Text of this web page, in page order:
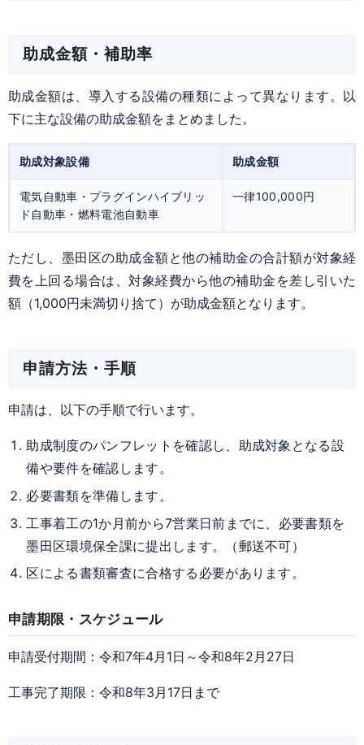
助成金額・補助率
助成金額は、導入する設備の種類によって異なります。以
下に主な設備の助成金額をまとめました。
助成対象設備 助成金額
電気自動車・プラグインハイブリッ
ド自動車・燃料電池自動車
一律100,000円
ただし、墨田区の助成金額と他の補助金の合計額が対象経
費を上回る場合は、対象経費から他の補助金を差し引いた
額（1,000円未満切り捨て）が助成金額となります。
申請方法・手順
申請は、以下の手順で行います。
助成制度のパンフレットを確認し、助成対象となる設
備や要件を確認します。
必要書類を準備します。
工事着工の1か月前から7営業日前までに、必要書類を
墨田区環境保全課に提出します。（郵送不可）
区による書類審査に合格する必要があります。
申請期限・スケジュール
申請受付期間：令和7年4月1日～令和8年2月27日
工事完了期限：令和8年3月17日まで